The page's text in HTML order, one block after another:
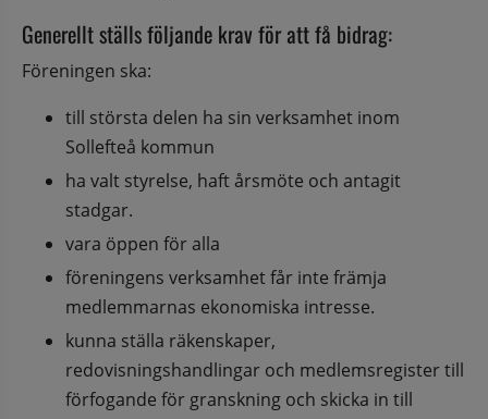
Generellt ställs följande krav för att få bidrag:
Föreningen ska:
till största delen ha sin verksamhet inom
Sollefteå kommun
ha valt styrelse, haft årsmöte och antagit
stadgar.
vara öppen för alla
föreningens verksamhet får inte främja
medlemmarnas ekonomiska intresse.
kunna ställa räkenskaper,
redovisningshandlingar och medlemsregister till
förfogande för granskning och skicka in till